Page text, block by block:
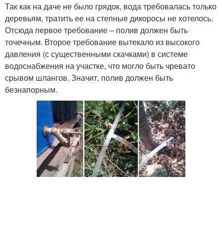
Так как на даче не было грядок, вода требовалась только
деревьям, тратить ее на степные дикоросы не хотелось.
Отсюда первое требование – полив должен быть
точечным. Второе требование вытекало из высокого
давления (с существенными скачками) в системе
водоснабжения на участке, что могло быть чревато
срывом шлангов. Значит, полив должен быть
безнапорным.